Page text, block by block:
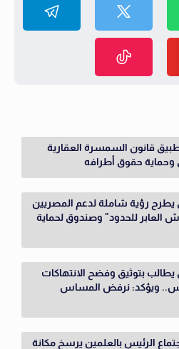
تطبيق قانون السمسرة العقارية
حقوق أطرافه
يطرح رؤية شاملة لدعم المصريين
العابر للحدود" وصندوق لحماية
يطالب بتوثيق وفضح الانتهاكات
ويؤكد: نرفض المساس
الرئيس بالعلمين يرسخ مكانة